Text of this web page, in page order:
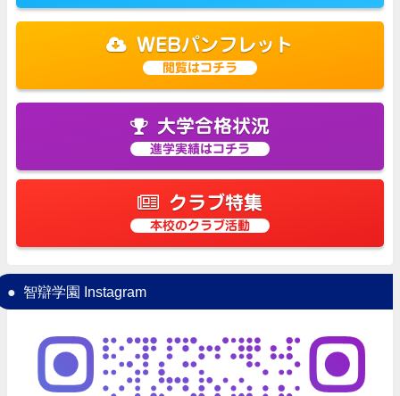
WEBパンフレット
閲覧はコチラ
大学合格状況
進学実績はコチラ
クラブ特集
本校のクラブ活動
智辯学園 Instagram